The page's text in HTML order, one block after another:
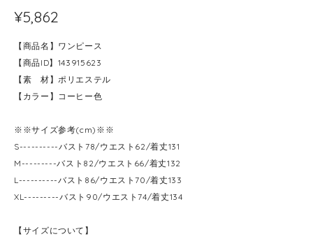
¥5,862
【商品名】ワンピース
【商品ID】143915623
【素 材】ポリエステル
【カラー】コーヒー色
※※サイズ参考(cm)※※
S----------バスト78/ウエスト62/着丈131
M---------バスト82/ウエスト66/着丈132
L----------バスト86/ウエスト70/着丈133
XL---------バスト90/ウエスト74/着丈134
【サイズについて】